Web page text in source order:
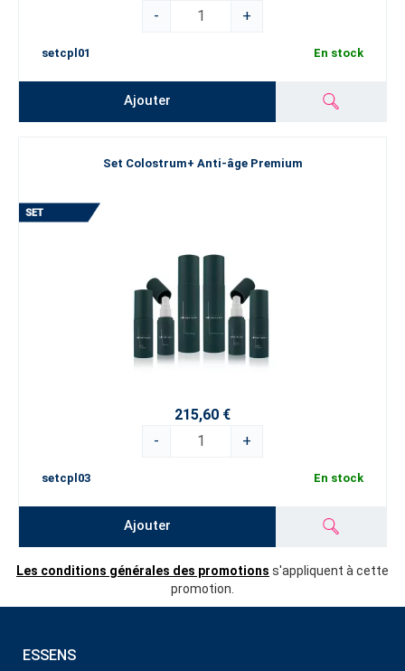
-
+
setcpl01 En stock
Ajouter
Set Colostrum+ Anti-âge Premium
215,60 €
-
+
setcpl03 En stock
Ajouter
Les conditions générales des promotions s'appliquent à cette
promotion.
ESSENS